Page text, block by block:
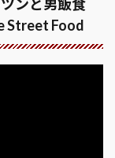
ンと男飯食
Street Food